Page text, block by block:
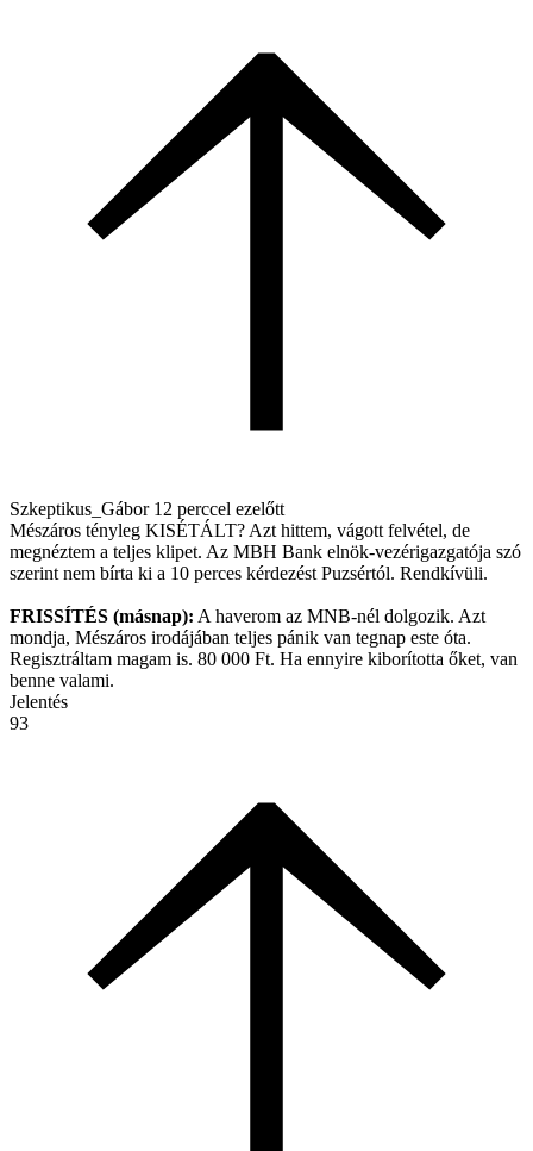
Szkeptikus_Gábor 12 perccel ezelőtt
Mészáros tényleg KISÉTÁLT? Azt hittem, vágott felvétel, de
megnéztem a teljes klipet. Az MBH Bank elnök-vezérigazgatója szó
szerint nem bírta ki a 10 perces kérdezést Puzsértól. Rendkívüli.
FRISSÍTÉS (másnap): A haverom az MNB-nél dolgozik. Azt
mondja, Mészáros irodájában teljes pánik van tegnap este óta.
Regisztráltam magam is. 80 000 Ft. Ha ennyire kiborította őket, van
benne valami.
Jelentés
93